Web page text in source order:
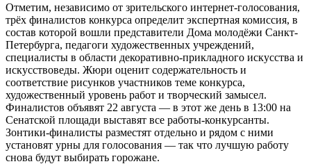
Отметим, независимо от зрительского интернет-голосования,
трёх финалистов конкурса определит экспертная комиссия, в
состав которой вошли представители Дома молодёжи Санкт-
Петербурга, педагоги художественных учреждений,
специалисты в области декоративно-прикладного искусства и
искусствоведы. Жюри оценит содержательность и
соответствие рисунков участников теме конкурса,
художественный уровень работ и творческий замысел.
Финалистов объявят 22 августа — в этот же день в 13:00 на
Сенатской площади выставят все работы-конкурсанты.
Зонтики-финалисты разместят отдельно и рядом с ними
установят урны для голосования — так что лучшую работу
снова будут выбирать горожане.